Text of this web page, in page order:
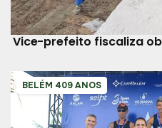
Vice-prefeito fiscaliza
BELÉM 409 ANOS